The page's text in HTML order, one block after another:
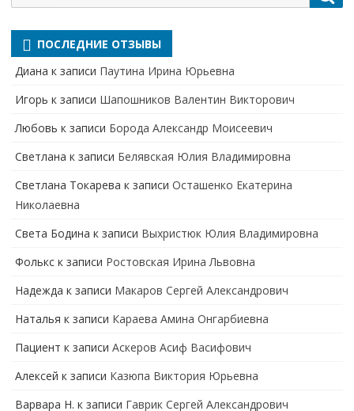
для:
ПОСЛЕДНИЕ ОТЗЫВЫ
Диана к записи Паутина Ирина Юрьевна
Игорь к записи Шапошников Валентин Викторович
Любовь к записи Борода Александр Моисеевич
Светлана к записи Белявская Юлия Владимировна
Cветлана Токарева к записи Осташенко Екатерина
Николаевна
Света Бодина к записи Выхристюк Юлия Владимировна
Фолькс к записи Ростовская Ирина Львовна
Надежда к записи Макаров Сергей Александрович
Наталья к записи Караева Амина Онгарбиевна
Пациент к записи Аскеров Асиф Васифович
Алексей к записи Казюпа Виктория Юрьевна
Варвара Н. к записи Гаврик Сергей Александрович